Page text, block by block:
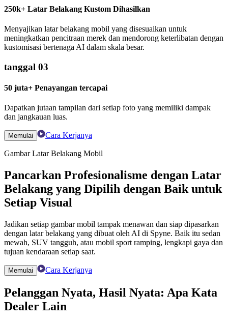
250k+ Latar Belakang Kustom Dihasilkan
Menyajikan latar belakang mobil yang disesuaikan untuk
meningkatkan pencitraan merek dan mendorong keterlibatan dengan
kustomisasi bertenaga AI dalam skala besar.
tanggal 03
50 juta+ Penayangan tercapai
Dapatkan jutaan tampilan dari setiap foto yang memiliki dampak
dan jangkauan luas.
Memulai Cara Kerjanya
Gambar Latar Belakang Mobil
Pancarkan Profesionalisme dengan Latar
Belakang yang Dipilih dengan Baik untuk
Setiap Visual
Jadikan setiap gambar mobil tampak menawan dan siap dipasarkan
dengan latar belakang yang dibuat oleh AI di Spyne. Baik itu sedan
mewah, SUV tangguh, atau mobil sport ramping, lengkapi gaya dan
tujuan kendaraan setiap saat.
Memulai Cara Kerjanya
Pelanggan Nyata, Hasil Nyata: Apa Kata
Dealer Lain